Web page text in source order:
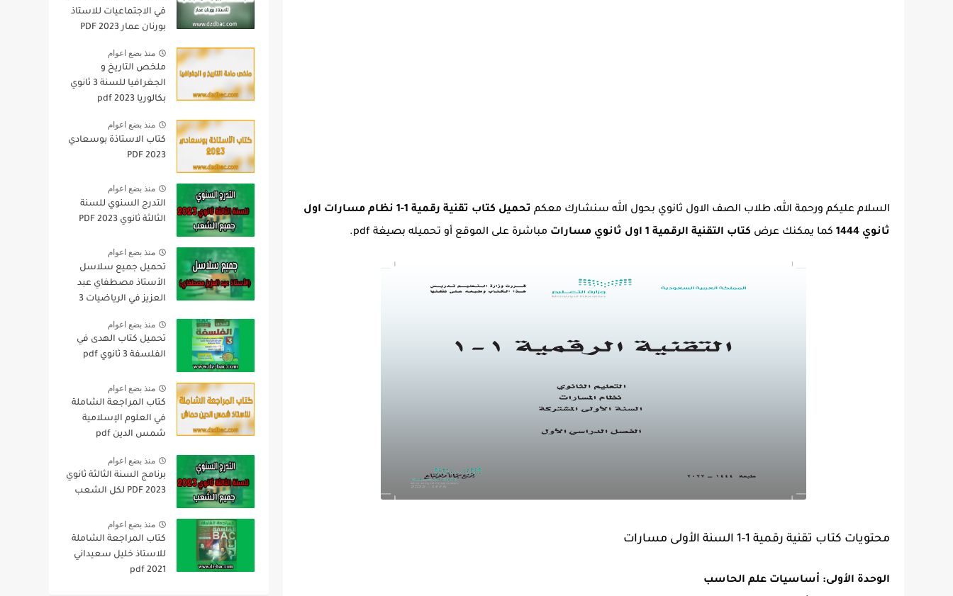
السلام عليكم ورحمة الله، طلاب الصف الاول ثانوي بحول الله سنشارك معكم
تحميل كتاب تقنية رقمية 1-1 نظام مسارات اول
ثانوي 1444
كما يمكنك عرض كتاب التقنية الرقمية 1 اول ثانوي مسارات مباشرة على الموقع أو تحميله بصيغة pdf.
محتويات كتاب تقنية رقمية 1-1 السنة الأولى مسارات
الوحدة الأولى: أساسيات علم الحاسب
في الاجتماعيات للاستاذ
بورنان عمار 2023 PDF
منذ بضع اعوام
ملخص التاريخ و
الجغرافيا للسنة 3 ثانوي
بكالوريا pdf 2023
منذ بضع اعوام
كتاب الاستاذة بوسعادي
2023 PDF
منذ بضع اعوام
التدرج السنوي للسنة
الثالثة ثانوي 2023 PDF
منذ بضع اعوام
تحميل جميع سلاسل
الأستاذ مصطفاي عبد
العزيز في الرياضيات 3
منذ بضع اعوام
تحميل كتاب الهدى في
الفلسفة 3 ثانوي pdf
منذ بضع اعوام
كتاب المراجعة الشاملة
في العلوم الإسلامية
شمس الدين pdf
منذ بضع اعوام
برنامج السنة الثالثة ثانوي
2023 PDF لكل الشعب
منذ بضع اعوام
كتاب المراجعة الشاملة
للاستاذ خليل سعيداني
2021 pdf